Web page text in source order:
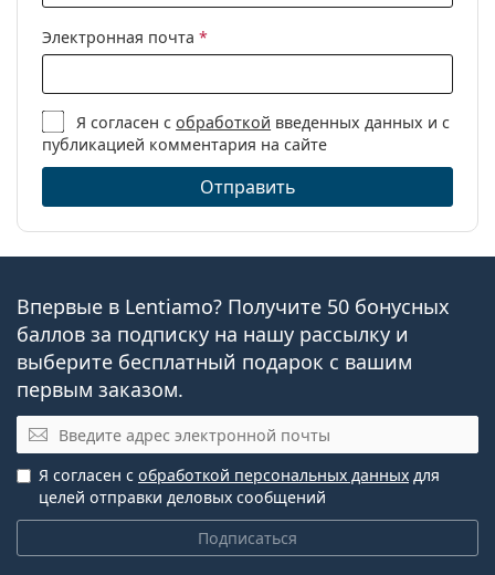
Электронная почта *
Я согласен собработкой введенных данных и с
публикацией комментария на сайте
Отправить
Впервые в Lentiamo? Получите 50 бонусных
баллов за подписку на нашу рассылку и
выберите бесплатный подарок с вашим
первым заказом.
Электронная почта
Подписаться
Я согласен с обработкой персональных данных для
целей отправки деловых сообщений